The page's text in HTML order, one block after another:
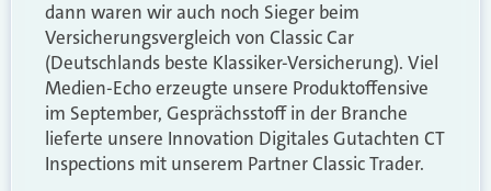
dann waren wir auch noch Sieger beim
Versicherungsvergleich von Classic Car
(Deutschlands beste Klassiker-Versicherung). Viel
Medien-Echo erzeugte unsere Produktoffensive
im September, Gesprächsstoff in der Branche
lieferte unsere Innovation Digitales Gutachten CT
Inspections mit unserem Partner Classic Trader.